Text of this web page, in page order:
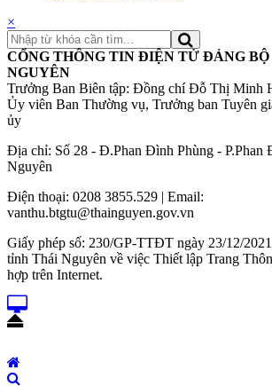
×
CỔNG THÔNG TIN ĐIỆN TỬ ĐẢNG
NGUYÊN
Trưởng Ban Biên tập: Đồng chí Đỗ Thị Minh
Ủy viên Ban Thường vụ, Trưởng ban Tuyên
ủy
Địa chỉ: Số 28 - Đ.Phan Đình Phùng - P.Phan
Nguyên
Điện thoại: 0208 3855.529 | Email:
vanthu.btgtu@thainguyen.gov.vn
Giấy phép số: 230/GP-TTĐT ngày 23/12/
tỉnh Thái Nguyên về việc Thiết lập Trang
hợp trên Internet.